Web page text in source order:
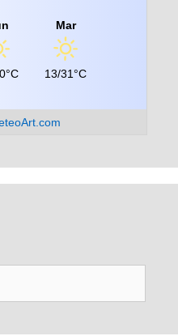
Mar
13/31°C